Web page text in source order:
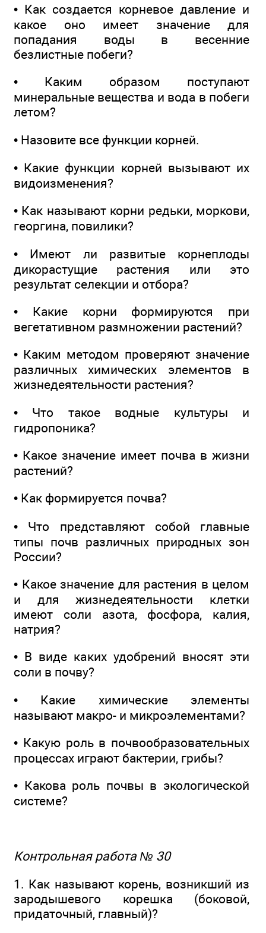
• Как создается корневое давление и
какое оно имеет значение для
попадания воды в весенние
безлистные побеги?
• Каким образом поступают
минеральные вещества и вода в побеги
летом?
• Назовите все функции корней.
• Какие функции корней вызывают их
видоизменения?
• Как называют корни редьки, моркови,
георгина, повилики?
• Имеют ли развитые корнеплоды
дикорастущие растения или это
результат селекции и отбора?
• Какие корни формируются при
вегетативном размножении растений?
• Каким методом проверяют значение
различных химических элементов в
жизнедеятельности растения?
• Что такое водные культуры и
гидропоника?
• Какое значение имеет почва в жизни
растений?
• Как формируется почва?
• Что представляют собой главные
типы почв различных природных зон
России?
• Какое значение для растения в целом
и для жизнедеятельности клетки
имеют соли азота, фосфора, калия,
натрия?
• В виде каких удобрений вносят эти
соли в почву?
• Какие химические элементы
называют макро- и микроэлементами?
• Какую роль в почвообразовательных
процессах играют бактерии, грибы?
• Какова роль почвы в экологической
системе?
Контрольная работа № 30
1. Как называют корень, возникший из
зародышевого корешка (боковой,
придаточный, главный)?